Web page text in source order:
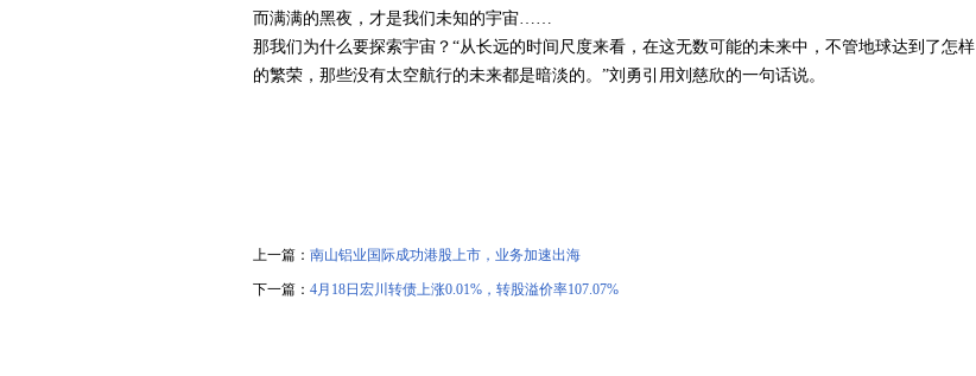
而满满的黑夜，才是我们未知的宇宙……
那我们为什么要探索宇宙？“从长远的时间尺度来看，在这无数可能的未来中，不管地球达到了怎样
的繁荣，那些没有太空航行的未来都是暗淡的。”刘勇引用刘慈欣的一句话说。
上一篇： 南山铝业国际成功港股上市，业务加速出海
下一篇： 4月18日宏川转债上涨0.01%，转股溢价率107.07%